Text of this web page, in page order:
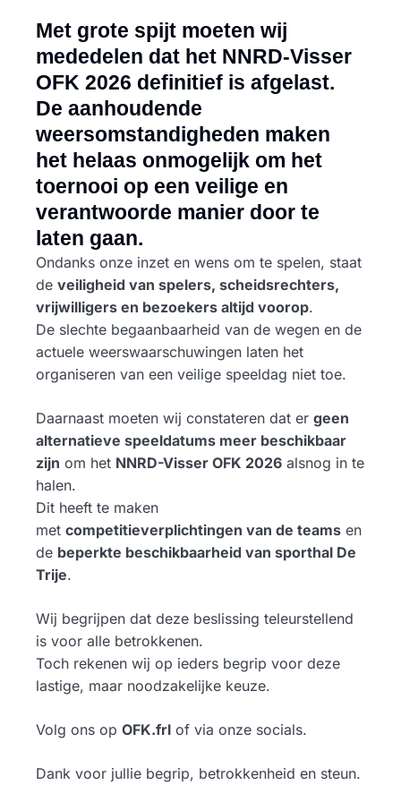
Met grote spijt moeten wij
mededelen dat het NNRD-Visser
OFK 2026 definitief is afgelast.
De aanhoudende
weersomstandigheden maken
het helaas onmogelijk om het
toernooi op een veilige en
verantwoorde manier door te
laten gaan.
Ondanks onze inzet en wens om te spelen, staat
de veiligheid van spelers, scheidsrechters,
vrijwilligers en bezoekers altijd voorop.
De slechte begaanbaarheid van de wegen en de
actuele weerswaarschuwingen laten het
organiseren van een veilige speeldag niet toe.
Daarnaast moeten wij constateren dat er geen
alternatieve speeldatums meer beschikbaar
zijn om het NNRD-Visser OFK 2026 alsnog in te
halen.
Dit heeft te maken
met competitieverplichtingen van de teams en
de beperkte beschikbaarheid van sporthal De
Trije.
Wij begrijpen dat deze beslissing teleurstellend
is voor alle betrokkenen.
Toch rekenen wij op ieders begrip voor deze
lastige, maar noodzakelijke keuze.
Volg ons op OFK.frl of via onze socials.
Dank voor jullie begrip, betrokkenheid en steun.